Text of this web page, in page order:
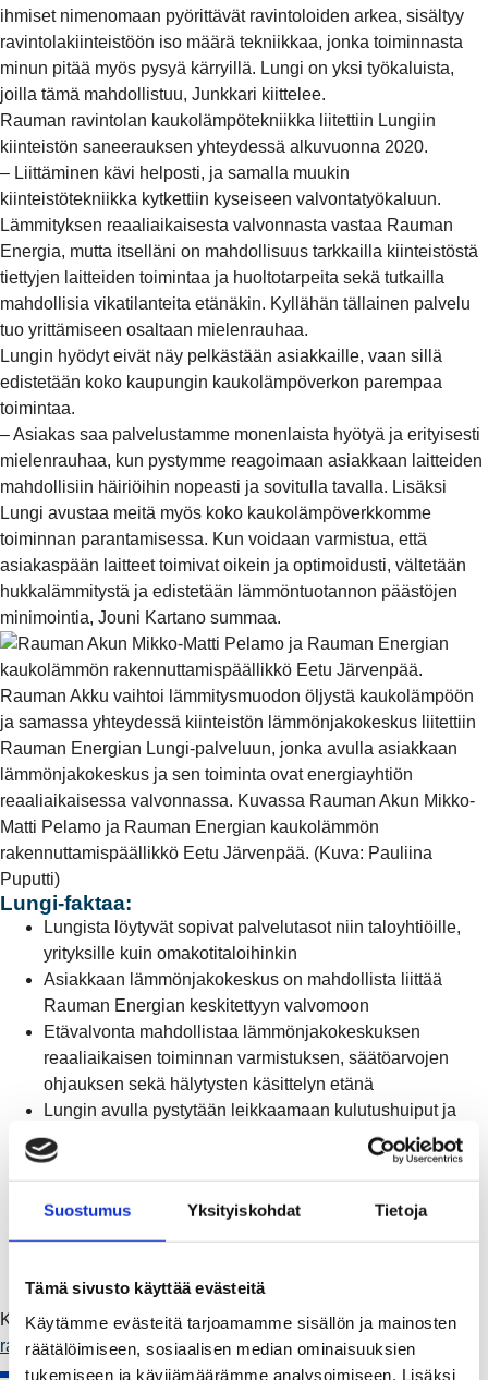
Suostumus Yksityiskohdat Tietoja
Tämä sivusto käyttää evästeitä
Käytämme evästeitä tarjoamamme sisällön ja mainosten
räätälöimiseen, sosiaalisen median ominaisuuksien
tukemiseen ja kävijämäärämme analysoimiseen. Lisäksi
ihmiset nimenomaan pyörittävät ravintoloiden arkea, sisältyy
ravintolakiinteistöön iso määrä tekniikkaa, jonka toiminnasta
minun pitää myös pysyä kärryillä. Lungi on yksi työkaluista,
joilla tämä mahdollistuu, Junkkari kiittelee.
Rauman ravintolan kaukolämpötekniikka liitettiin Lungiin
kiinteistön saneerauksen yhteydessä alkuvuonna 2020.
– Liittäminen kävi helposti, ja samalla muukin
kiinteistötekniikka kytkettiin kyseiseen valvontatyökaluun.
Lämmityksen reaaliaikaisesta valvonnasta vastaa Rauman
Energia, mutta itselläni on mahdollisuus tarkkailla kiinteistöstä
tiettyjen laitteiden toimintaa ja huoltotarpeita sekä tutkailla
mahdollisia vikatilanteita etänäkin. Kyllähän tällainen palvelu
tuo yrittämiseen osaltaan mielenrauhaa.
Lungin hyödyt eivät näy pelkästään asiakkaille, vaan sillä
edistetään koko kaupungin kaukolämpöverkon parempaa
toimintaa.
– Asiakas saa palvelustamme monenlaista hyötyä ja erityisesti
mielenrauhaa, kun pystymme reagoimaan asiakkaan laitteiden
mahdollisiin häiriöihin nopeasti ja sovitulla tavalla. Lisäksi
Lungi avustaa meitä myös koko kaukolämpöverkkomme
toiminnan parantamisessa. Kun voidaan varmistua, että
asiakaspään laitteet toimivat oikein ja optimoidusti, vältetään
hukkalämmitystä ja edistetään lämmöntuotannon päästöjen
minimointia, Jouni Kartano summaa.
Rauman Akku vaihtoi lämmitysmuodon öljystä kaukolämpöön
ja samassa yhteydessä kiinteistön lämmönjakokeskus liitettiin
Rauman Energian Lungi-palveluun, jonka avulla asiakkaan
lämmönjakokeskus ja sen toiminta ovat energiayhtiön
reaaliaikaisessa valvonnassa. Kuvassa Rauman Akun Mikko-
Matti Pelamo ja Rauman Energian kaukolämmön
rakennuttamispäällikkö Eetu Järvenpää. (Kuva: Pauliina
Puputti)
Lungi-faktaa:
Lungista löytyvät sopivat palvelutasot niin taloyhtiöille,
yrityksille kuin omakotitaloihinkin
Asiakkaan lämmönjakokeskus on mahdollista liittää
Rauman Energian keskitettyyn valvomoon
Etävalvonta mahdollistaa lämmönjakokeskuksen
reaaliaikaisen toiminnan varmistuksen, säätöarvojen
ohjauksen sekä hälytysten käsittelyn etänä
Lungin avulla pystytään leikkaamaan kulutushuiput ja
saavuttamaan säästöjä
Kattava raportointi antaa lisätietoa lämmityksen
Lungin avulla voidaan mitata ja optimoida
huoneistokohtaisia lämpötiloja
huoneistojen olosuhteista
Kuinka Lungisti sinä haluat ottaa? Lue lisää:
raumanenergia.fi/lungi